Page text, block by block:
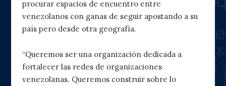
procurar espacios de encuentro entre
venezolanos con ganas de seguir apostando a su
país pero desde otra geografía.
“Queremos ser una organización dedicada a
fortalecer las redes de organizaciones
venezolanas. Queremos construir sobre lo